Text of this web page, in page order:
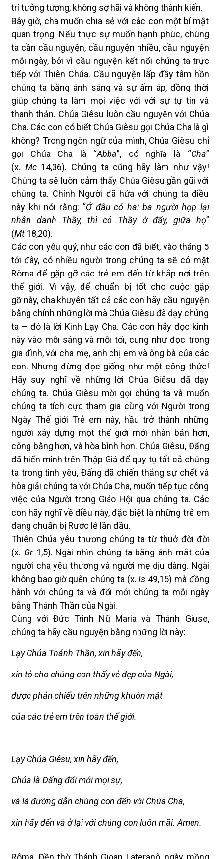
trí tưởng tượng, không sợ hãi và không thành kiến.
Bây giờ, cha muốn chia sẻ với các con một bí mật
quan trọng. Nếu thực sự muốn hạnh phúc, chúng
ta cần cầu nguyện, cầu nguyện nhiều, cầu nguyện
mỗi ngày, bởi vì cầu nguyện kết nối chúng ta trực
tiếp với Thiên Chúa. Cầu nguyện lấp đầy tâm hồn
chúng ta bằng ánh sáng và sự ấm áp, đồng thời
giúp chúng ta làm mọi việc với với sự tự tin và
thanh thản. Chúa Giêsu luôn cầu nguyện với Chúa
Cha. Các con có biết Chúa Giêsu gọi Chúa Cha là gì
không? Trong ngôn ngữ của mình, Chúa Giêsu chỉ
gọi Chúa Cha là “Abba”, có nghĩa là “Cha”
(x. Mc14,36). Chúng ta cũng hãy làm như vậy!
Chúng ta sẽ luôn cảm thấy Chúa Giêsu gần gũi với
chúng ta. Chính Người đã hứa với chúng ta điều
này khi nói rằng: “Ở đâu có hai ba người họp lại
nhân danh Thầy, thì có Thầy ở đấy, giữa họ”
(Mt 18,20).
Các con yêu quý, như các con đã biết, vào tháng 5
tới đây, có nhiều người trong chúng ta sẽ có mặt
Rôma để gặp gỡ các trẻ em đến từ khắp nơi trên
thế giới. Vì vậy, để chuẩn bị tốt cho cuộc gặp
gỡnày, cha khuyên tất cả các con hãy cầu nguyện
bằng chính những lời mà Chúa Giêsu đã dạy chúng
ta – đó là lời Kinh Lạy Cha. Các con hãy đọc kinh
này vào mỗi sáng và mỗi tối, cũng như đọc trong
gia đình, với cha mẹ, anh chị em và ông bà của các
con. Nhưng đừng đọc giống như một công thức!
Hãy suy nghĩ về những lời Chúa Giêsu đã dạy
chúng ta. Chúa Giêsu mời gọi chúng ta và muốn
chúng ta tích cực tham gia cùng với Người trong
Ngày Thế giới Trẻ em này, hầu trở thành những
người xây dựng một thế giới mới nhân bản hơn,
công bằng hơn, và hòa bình hơn. Chúa Giêsu, Đấng
đã hiến mình trên Thập Giá để quy tụ tất cả chúng
ta trong tình yêu, Đấng đã chiến thắng sự chết và
hòa giải chúng ta với Chúa Cha, muốn tiếp tục công
việc của Người trong Giáo Hội qua chúng ta. Các
con hãy nghĩ về điều này, đặc biệt là những trẻ em
đang chuẩn bị Rước lễ lần đầu.
Thiên Chúa yêu thương chúng ta từ thuở đời đời
(x. Gr1,5). Ngài nhìn chúng ta bằng ánh mắt của
người cha yêu thương và người mẹ dịu dàng. Ngài
không bao giờ quên chúng ta (x.Is 49,15) mà đồng
hành với chúng ta và đổi mới chúng ta mỗi ngày
bằng Thánh Thần của Ngài.
Cùng với Đức Trinh Nữ Maria và Thánh Giuse,
chúng ta hãy cầu nguyện bằng những lời này:
Lạy Chúa Thánh Thần, xin hãy đến,
xin tỏ cho chúng con thấy vẻ đẹp của Ngài,
được phản chiếu trên những khuôn mặt
của các trẻ em trên toàn thế giới.
Lạy Chúa Giêsu, xin hãy đến,
Chúa là Đấng đổi mới mọi sự,
và là đường dẫn chúng con đến với Chúa Cha,
xin hãy đến và ở lại với chúng con luôn mãi. Amen.
Rôma, Đền thờ Thánh Gioan Lateranô, ngày mồng